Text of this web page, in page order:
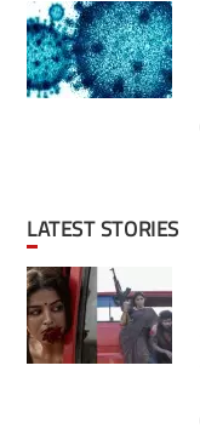
LATEST STORIES